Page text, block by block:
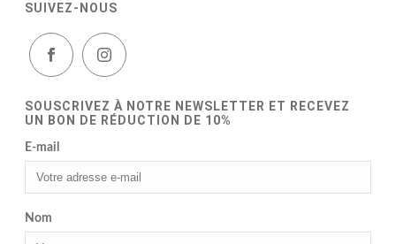
SUIVEZ-NOUS
SOUSCRIVEZ À NOTRE NEWSLETTER ET RECEVEZ
UN BON DE RÉDUCTION DE 10%
E-mail
Nom